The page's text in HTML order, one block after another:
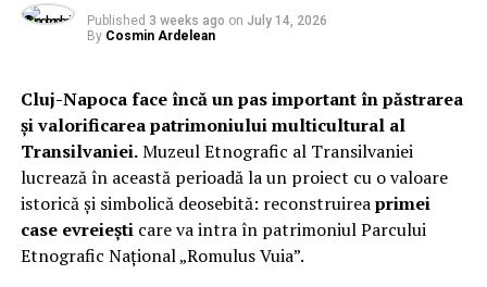
Published 3 weeks ago on July 14, 2026
By Cosmin Ardelean
Cluj-Napoca face încă un pas important în păstrarea
și valorificarea patrimoniului multicultural al
Transilvaniei.Muzeul Etnografic al Transilvaniei
lucrează în această perioadă la un proiect cu o valoare
istorică și simbolică deosebită: reconstruireaprimei
case evreieșticare va intra în patrimoniul Parcului
Etnografic Național „Romulus Vuia”.